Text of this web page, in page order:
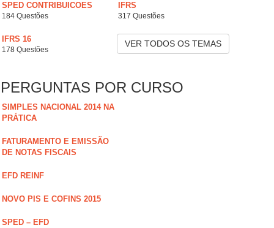
SPED CONTRIBUICOES
184 Questões
IFRS
317 Questões
IFRS 16
178 Questões
VER TODOS OS TEMAS
PERGUNTAS POR CURSO
SIMPLES NACIONAL 2014 NA
PRÁTICA
FATURAMENTO E EMISSÃO
DE NOTAS FISCAIS
EFD REINF
NOVO PIS E COFINS 2015
SPED – EFD